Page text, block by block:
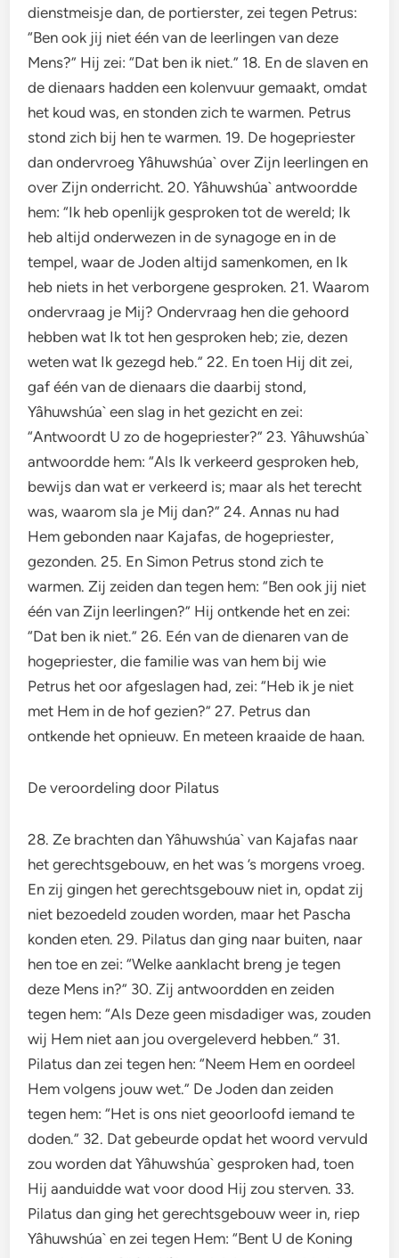
dienstmeisje dan, de portierster, zei tegen Petrus:
“Ben ook jij niet één van de leerlingen van deze
Mens?” Hij zei: “Dat ben ik niet.” 18. En de slaven en
de dienaars hadden een kolenvuur gemaakt, omdat
het koud was, en stonden zich te warmen. Petrus
stond zich bij hen te warmen. 19. De hogepriester
dan ondervroeg Yâhuwshúa` over Zijn leerlingen en
over Zijn onderricht. 20. Yâhuwshúa` antwoordde
hem: “Ik heb openlijk gesproken tot de wereld; Ik
heb altijd onderwezen in de synagoge en in de
tempel, waar de Joden altijd samenkomen, en Ik
heb niets in het verborgene gesproken. 21. Waarom
ondervraag je Mij? Ondervraag hen die gehoord
hebben wat Ik tot hen gesproken heb; zie, dezen
weten wat Ik gezegd heb.” 22. En toen Hij dit zei,
gaf één van de dienaars die daarbij stond,
Yâhuwshúa` een slag in het gezicht en zei:
“Antwoordt U zo de hogepriester?” 23. Yâhuwshúa`
antwoordde hem: “Als Ik verkeerd gesproken heb,
bewijs dan wat er verkeerd is; maar als het terecht
was, waarom sla je Mij dan?” 24. Annas nu had
Hem gebonden naar Kajafas, de hogepriester,
gezonden. 25. En Simon Petrus stond zich te
warmen. Zij zeiden dan tegen hem: “Ben ook jij niet
één van Zijn leerlingen?” Hij ontkende het en zei:
“Dat ben ik niet.” 26. Eén van de dienaren van de
hogepriester, die familie was van hem bij wie
Petrus het oor afgeslagen had, zei: “Heb ik je niet
met Hem in de hof gezien?” 27. Petrus dan
ontkende het opnieuw. En meteen kraaide de haan.
De veroordeling door Pilatus
28. Ze brachten dan Yâhuwshúa` van Kajafas naar
het gerechtsgebouw, en het was ’s morgens vroeg.
En zij gingen het gerechtsgebouw niet in, opdat zij
niet bezoedeld zouden worden, maar het Pascha
konden eten. 29. Pilatus dan ging naar buiten, naar
hen toe en zei: “Welke aanklacht breng je tegen
deze Mens in?” 30. Zij antwoordden en zeiden
tegen hem: “Als Deze geen misdadiger was, zouden
wij Hem niet aan jou overgeleverd hebben.” 31.
Pilatus dan zei tegen hen: “Neem Hem en oordeel
Hem volgens jouw wet.” De Joden dan zeiden
tegen hem: “Het is ons niet geoorloofd iemand te
doden.” 32. Dat gebeurde opdat het woord vervuld
zou worden dat Yâhuwshúa` gesproken had, toen
Hij aanduidde wat voor dood Hij zou sterven. 33.
Pilatus dan ging het gerechtsgebouw weer in, riep
Yâhuwshúa` en zei tegen Hem: “Bent U de Koning